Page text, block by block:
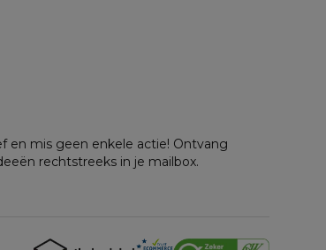
en mis geen enkele actie! Ontvang
rechtstreeks in je mailbox.